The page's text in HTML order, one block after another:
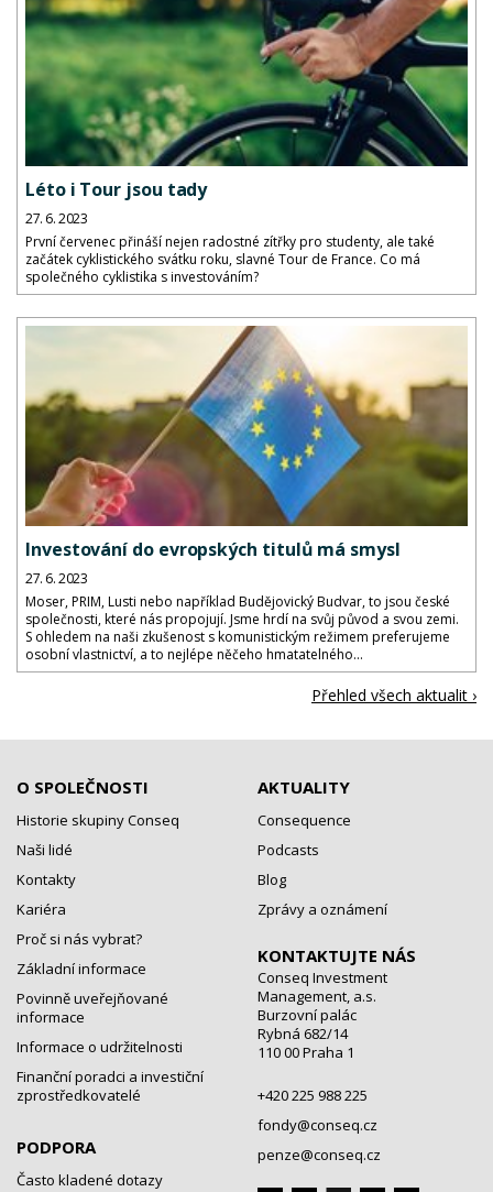
Léto i Tour jsou tady
27. 6. 2023
První červenec přináší nejen radostné zítřky pro studenty, ale také
začátek cyklistického svátku roku, slavné Tour de France. Co má
společného cyklistika s investováním?
Investování do evropských titulů má smysl
27. 6. 2023
Moser, PRIM, Lusti nebo například Budějovický Budvar, to jsou české
společnosti, které nás propojují. Jsme hrdí na svůj původ a svou zemi.
S ohledem na naši zkušenost s komunistickým režimem preferujeme
osobní vlastnictví, a to nejlépe něčeho hmatatelného...
Přehled všech aktualit ›
O SPOLEČNOSTI
Historie skupiny Conseq
Naši lidé
Kontakty
Kariéra
Proč si nás vybrat?
Základní informace
Povinně uveřejňované
informace
Informace o udržitelnosti
Finanční poradci a investiční
zprostředkovatelé
PODPORA
Často kladené dotazy
AKTUALITY
Consequence
Podcasts
Blog
Zprávy a oznámení
KONTAKTUJTE NÁS
Conseq Investment
Management, a.s.
Burzovní palác
Rybná 682/14
110 00 Praha 1
+420 225 988 225
fondy@conseq.cz
penze@conseq.cz